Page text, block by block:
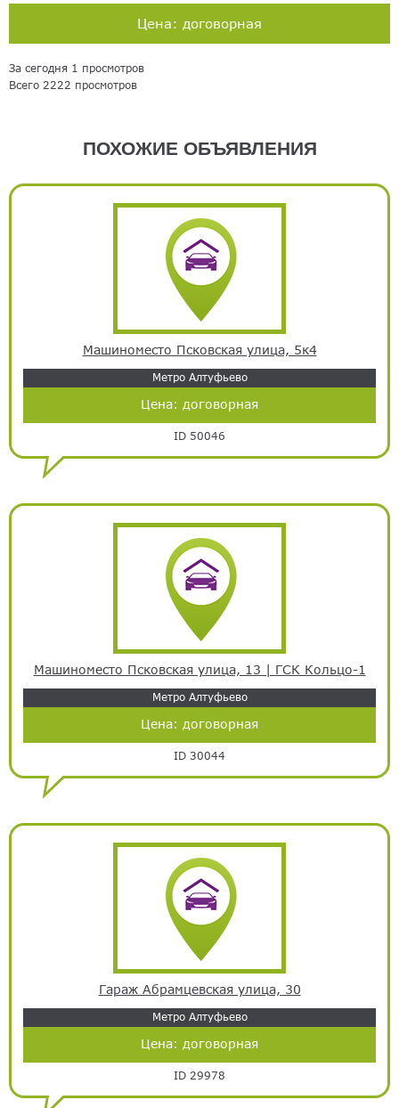
Цена: договорная
За сегодня 1 просмотров
Всего 2222 просмотров
ПОХОЖИЕ ОБЪЯВЛЕНИЯ
Машиноместо Псковская улица, 5к4
Метро Алтуфьево
Цена: договорная
ID 50046
Машиноместо Псковская улица, 13 | ГСК Кольцо-1
Метро Алтуфьево
Цена: договорная
ID 30044
Гараж Абрамцевская улица, 30
Метро Алтуфьево
Цена: договорная
ID 29978